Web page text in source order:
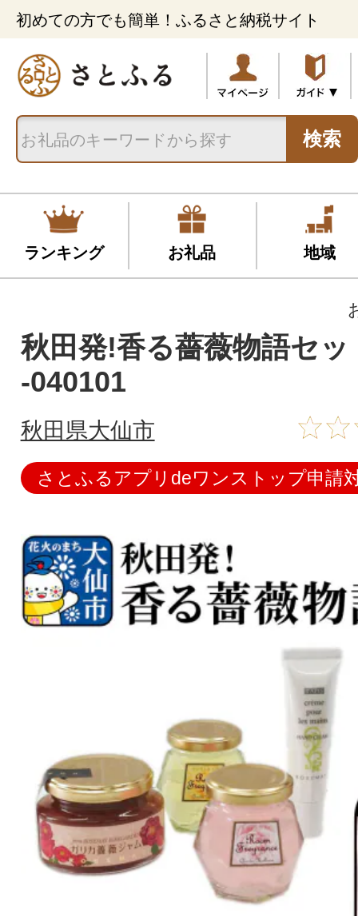
初めての方でも簡単！ふるさと納税サイト
検索
ランキング お礼品 地域
秋田発!香る薔薇物語セ
-040101
秋田県大仙市
さとふるアプリdeワンストップ申請